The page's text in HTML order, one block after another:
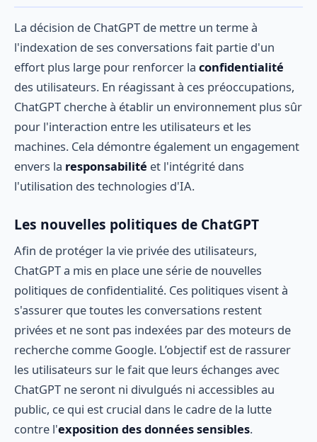
La décision de ChatGPT de mettre un terme à
l'indexation de ses conversations fait partie d'un
effort plus large pour renforcer la confidentialité
des utilisateurs. En réagissant à ces préoccupations,
ChatGPT cherche à établir un environnement plus sûr
pour l'interaction entre les utilisateurs et les
machines. Cela démontre également un engagement
envers la responsabilité et l'intégrité dans
l'utilisation des technologies d'IA.
Les nouvelles politiques de ChatGPT
Afin de protéger la vie privée des utilisateurs,
ChatGPT a mis en place une série de nouvelles
politiques de confidentialité. Ces politiques visent à
s'assurer que toutes les conversations restent
privées et ne sont pas indexées par des moteurs de
recherche comme Google. L’objectif est de rassurer
les utilisateurs sur le fait que leurs échanges avec
ChatGPT ne seront ni divulgués ni accessibles au
public, ce qui est crucial dans le cadre de la lutte
contre l'exposition des données sensibles.